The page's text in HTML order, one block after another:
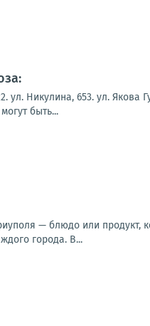
Никулина, 653. ул. Якова
быть...
— блюдо или продукт,
города. В...